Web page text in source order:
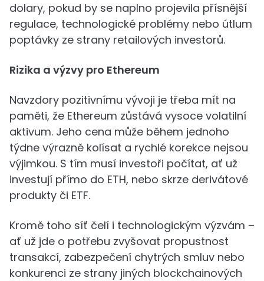
dolary, pokud by se naplno projevila přísnější
regulace, technologické problémy nebo útlum
poptávky ze strany retailových investorů.
Rizika a výzvy pro Ethereum
Navzdory pozitivnímu vývoji je třeba mít na
paměti, že Ethereum zůstává vysoce volatilní
aktivum. Jeho cena může během jednoho
týdne výrazně kolísat a rychlé korekce nejsou
výjimkou. S tím musí investoři počítat, ať už
investují přímo do ETH, nebo skrze derivátové
produkty či ETF.
Kromě toho síť čelí i technologickým výzvám –
ať už jde o potřebu zvyšovat propustnost
transakcí, zabezpečení chytrých smluv nebo
konkurenci ze strany jiných blockchainových